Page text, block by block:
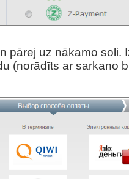
pārej uz nākamo soli.
(norādīts ar sarkano